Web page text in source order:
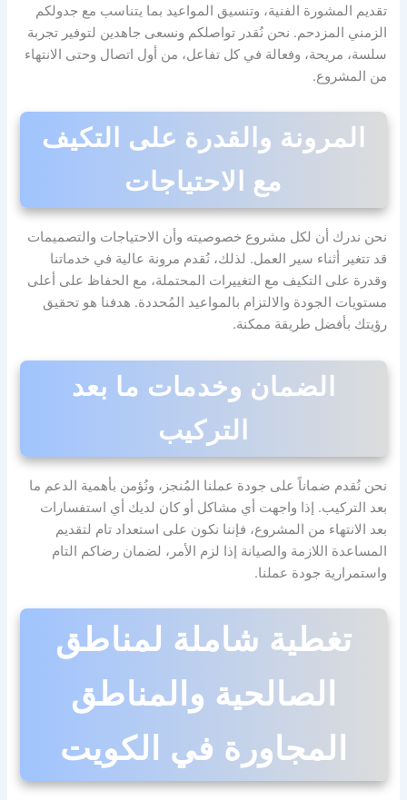
تقديم المشورة الفنية، وتنسيق المواعيد بما يتناسب مع جدولكم
الزمني المزدحم. نحن نُقدر تواصلكم ونسعى جاهدين لتوفير تجربة
سلسة، مريحة، وفعالة في كل تفاعل، من أول اتصال وحتى الانتهاء
من المشروع.
المرونة والقدرة على التكيف
مع الاحتياجات
نحن ندرك أن لكل مشروع خصوصيته وأن الاحتياجات والتصميمات
قد تتغير أثناء سير العمل. لذلك، نُقدم مرونة عالية في خدماتنا
وقدرة على التكيف مع التغييرات المحتملة، مع الحفاظ على أعلى
مستويات الجودة والالتزام بالمواعيد المُحددة. هدفنا هو تحقيق
رؤيتك بأفضل طريقة ممكنة.
الضمان وخدمات ما بعد
التركيب
نحن نُقدم ضماناً على جودة عملنا المُنجز، ونُؤمن بأهمية الدعم ما
بعد التركيب. إذا واجهت أي مشاكل أو كان لديك أي استفسارات
بعد الانتهاء من المشروع، فإننا نكون على استعداد تام لتقديم
المساعدة اللازمة والصيانة إذا لزم الأمر، لضمان رضاكم التام
واستمرارية جودة عملنا.
تغطية شاملة لمناطق
الصالحية والمناطق
المجاورة في الكويت